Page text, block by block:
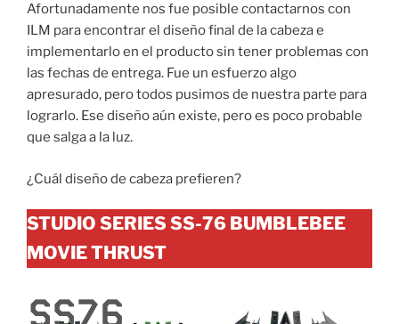
Afortunadamente nos fue posible contactarnos con
ILM para encontrar el diseño final de la cabeza e
implementarlo en el producto sin tener problemas con
las fechas de entrega. Fue un esfuerzo algo
apresurado, pero todos pusimos de nuestra parte para
lograrlo. Ese diseño aún existe, pero es poco probable
que salga a la luz.
¿Cuál diseño de cabeza prefieren?
STUDIO SERIES SS-76 BUMBLEBEE
MOVIE THRUST